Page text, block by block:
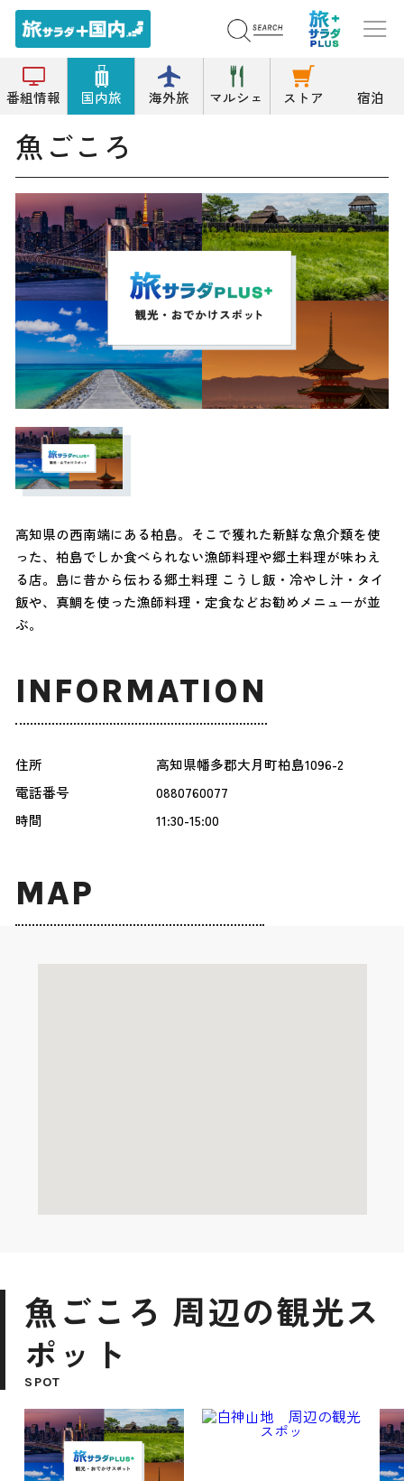
番組情報 国内旅 海外旅 マルシェ ストア 宿泊
トップ 魚料理/海鮮料理 魚ごころ
魚ごころ
高知県の西南端にある柏島。そこで獲れた新鮮な魚介類を使
った、柏島でしか食べられない漁師料理や郷土料理が味わえ
る店。島に昔から伝わる郷土料理 こうし飯・冷やし汁・タイ
飯や、真鯛を使った漁師料理・定食などお勧めメニューが並
ぶ。
INFORMATION
住所
高知県幡多郡大月町柏島1096-2
電話番号
0880760077
時間
11:30-15:00
MAP
魚ごころ 周辺の観光ス
ポット
SPOT